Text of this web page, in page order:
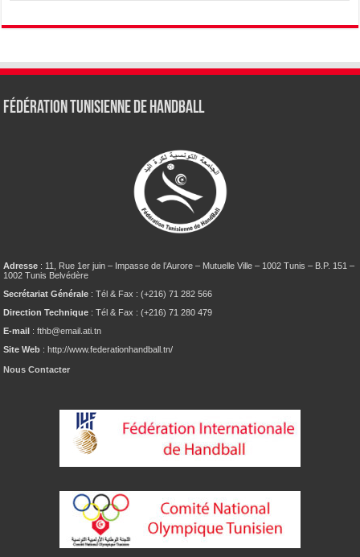
Fédération tunisienne de Handball
Adresse : 11, Rue 1er juin – Impasse de l’Aurore – Mutuelle Ville – 1002 Tunis – B.P. 151 –
1002 Tunis Belvédère
Secrétariat Générale : Tél & Fax : (+216) 71 282 566
Direction Technique : Tél & Fax : (+216) 71 280 479
E-mail : fthb@email.ati.tn
Site Web : http://www.federationhandball.tn/
Nous Contacter